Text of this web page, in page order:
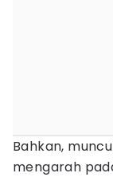
Bahkan,
mengarah